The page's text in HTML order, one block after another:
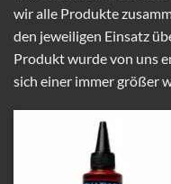
wir alle Produkte
den jeweiligen Einsatz
Produkt wurde von uns
sich einer immer größer